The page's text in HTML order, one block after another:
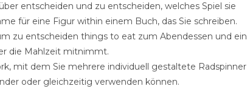
entscheiden und zu entscheiden, welches Spiel sie
für eine Figur within einem Buch, das Sie schreiben.
zu entscheiden things to eat zum Abendessen und ein
die Mahlzeit mitnimmt.
mit dem Sie mehrere individuell gestaltete Radspinner
oder gleichzeitig verwenden können.